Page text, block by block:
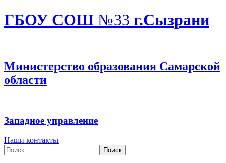
ГБОУ СОШ №33 г.Сызрани
Министерство образования Самарской
области
Западное управление
Наши контакты
Найти: